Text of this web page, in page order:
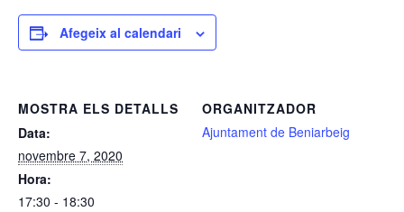
Afegeix al calendari
MOSTRA ELS DETALLS
Data:
novembre 7, 2020
Hora:
17:30 - 18:30
ORGANITZADOR
Ajuntament de Beniarbeig